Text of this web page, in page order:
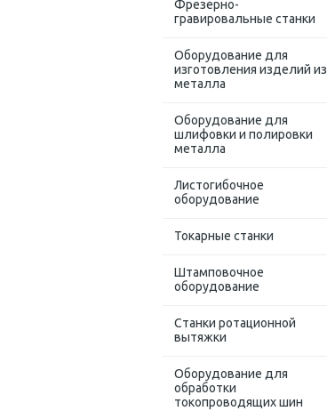
Фрезерно-
гравировальные станки
Оборудование для
изготовления изделий из
металла
Оборудование для
шлифовки и полировки
металла
Листогибочное
оборудование
Токарные станки
Штамповочное
оборудование
Станки ротационной
вытяжки
Оборудование для
обработки
токопроводящих шин